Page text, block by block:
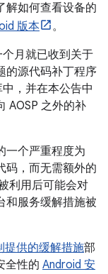
解如何查看设备的
版本
。
月就已收到关于
的源代码补丁程序
，并在本公告中
AOSP 之外的补
一个严重程度为
码，而无需额外的
利用后可能会对
和服务缓解措施被
提供的缓解措施部
全性的 Android 安